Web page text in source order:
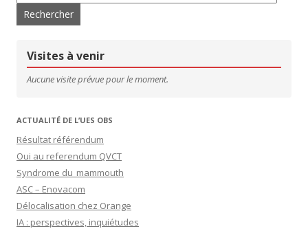
Visites à venir
Aucune visite prévue pour le moment.
ACTUALITÉ DE L’UES OBS
Résultat référendum
Oui au referendum QVCT
Syndrome du mammouth
ASC – Enovacom
Délocalisation chez Orange
IA : perspectives, inquiétudes